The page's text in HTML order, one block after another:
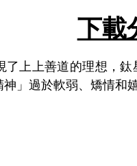
下載
了上上善道的理想，
」過於軟弱、矯情和